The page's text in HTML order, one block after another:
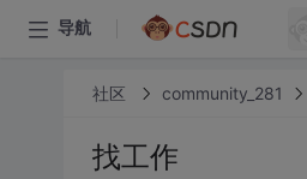
导航
社区 community_281
找工作